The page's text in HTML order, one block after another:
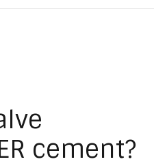
cement?